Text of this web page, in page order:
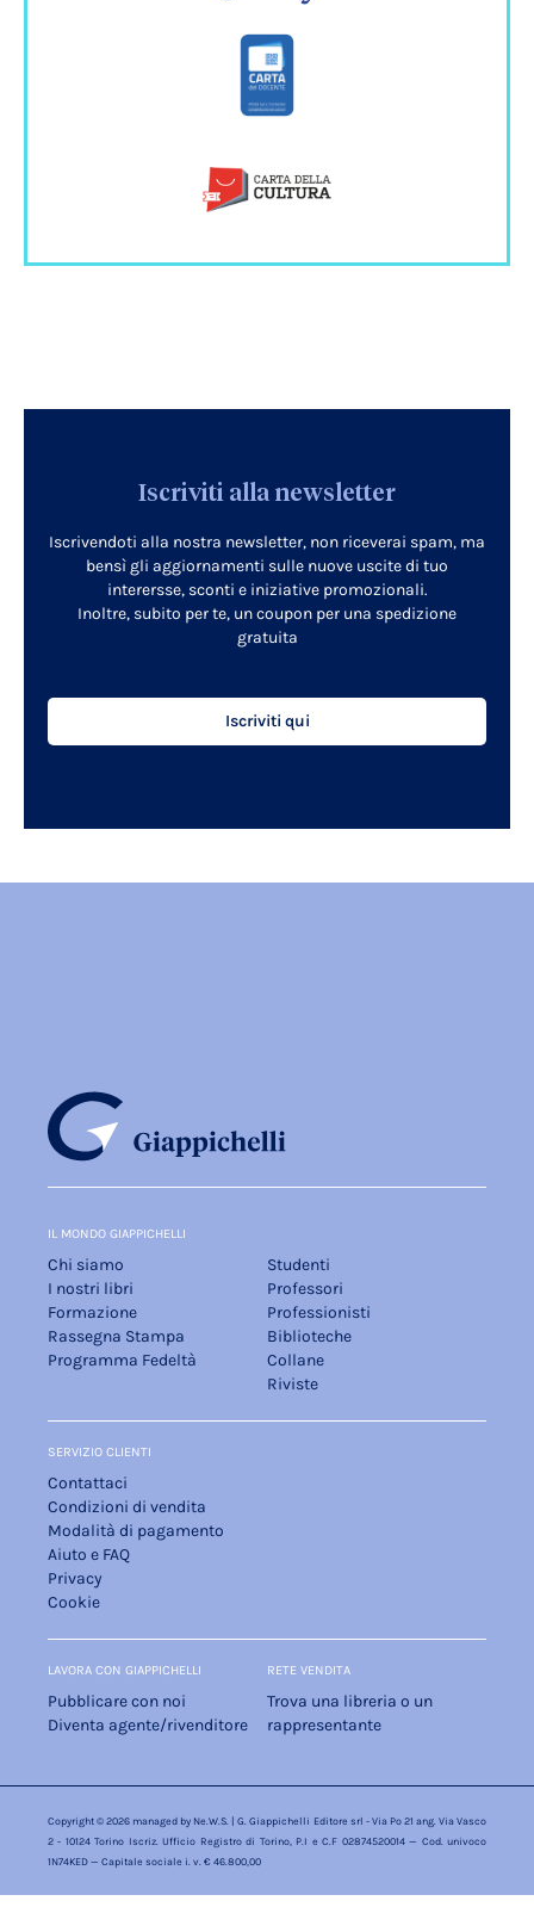
Iscriviti alla newsletter
Iscrivendoti alla nostra newsletter, non riceverai spam, ma
bensì gli aggiornamenti sulle nuove uscite di tuo
interersse, sconti e iniziative promozionali.
Inoltre, subito per te, un coupon per una spedizione
gratuita
Iscriviti qui
IL MONDO GIAPPICHELLI
Chi siamo
I nostri libri
Formazione
Rassegna Stampa
Programma Fedeltà
Studenti
Professori
Professionisti
Biblioteche
Collane
Riviste
SERVIZIO CLIENTI
Contattaci
Condizioni di vendita
Modalità di pagamento
Aiuto e FAQ
Privacy
Cookie
LAVORA CON GIAPPICHELLI
Pubblicare con noi
Diventa agente/rivenditore
RETE VENDITA
Trova una libreria o un
rappresentante
Copyright © 2026 managed by Ne.W.S. | G. Giappichelli Editore srl - Via Po 21 ang. Via Vasco
2 - 10124 Torino Iscriz. Ufficio Registro di Torino, P.I e C.F 02874520014 — Cod. univoco
1N74KED — Capitale sociale i. v. € 46.800,00